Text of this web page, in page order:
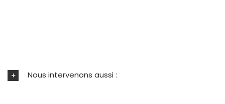
Nous intervenons aussi :